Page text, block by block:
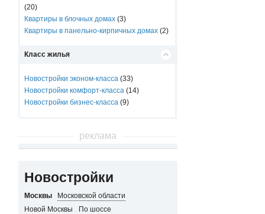
(20)
Квартиры в блочных домах (3)
Квартиры в панельно-кирпичных домах (2)
Класс жилья
Новостройки эконом-класса (33)
Новостройки комфорт-класса (14)
Новостройки бизнес-класса (9)
реклама
Новостройки
Москвы
Московской области
Новой Москвы
По шоссе